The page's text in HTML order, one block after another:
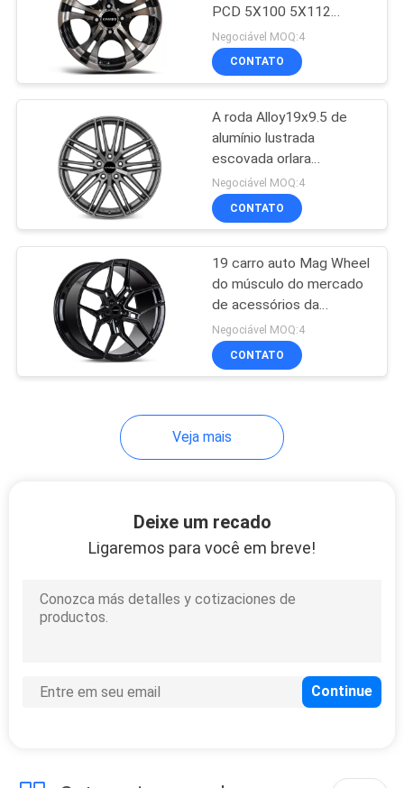
Monoblock forjou
as rodas
2 partes forjaram as
rodas
3 partes forjaram as
desconcertadas 17
PCD 5X100 5X112
5X120
Negociável MOQ:4
CONTATO
A roda Alloy19x9.5 de
alumínio lustrada
escovada orlara
resistente à corrosão
Negociável MOQ:4
CONTATO
19 carro auto Mag Wheel
do músculo do mercado
de acessórios da
polegada A356.2 Vossen
Negociável MOQ:4
CONTATO
Veja mais
Deixe um recado
Ligaremos para você em breve!